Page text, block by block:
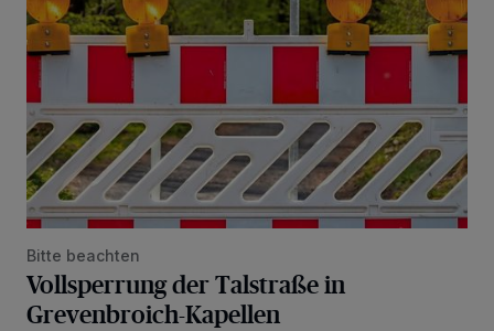
Bitte beachten
Vollsperrung der Talstraße in
Grevenbroich-Kapellen